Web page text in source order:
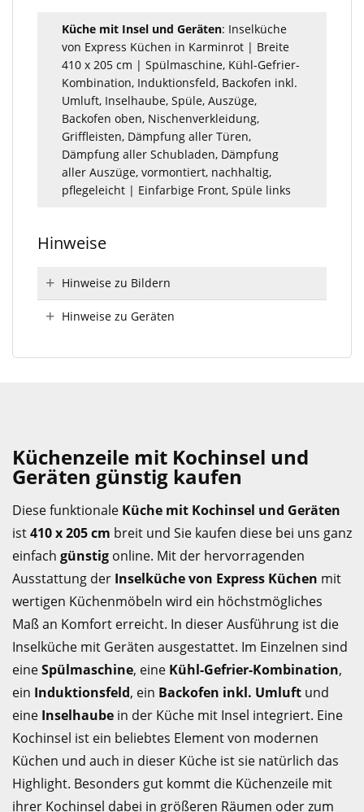
Küche mit Insel und Geräten: Inselküche
von Express Küchen in Karminrot | Breite
410 x 205 cm | Spülmaschine, Kühl-Gefrier-
Kombination, Induktionsfeld, Backofen inkl.
Umluft, Inselhaube, Spüle, Auszüge,
Backofen oben, Nischenverkleidung,
Griffleisten, Dämpfung aller Türen,
Dämpfung aller Schubladen, Dämpfung
aller Auszüge, vormontiert, nachhaltig,
pflegeleicht | Einfarbige Front, Spüle links
Hinweise
Hinweise zu Bildern
Hinweise zu Geräten
Küchenzeile mit Kochinsel und
Geräten günstig kaufen
Diese funktionale Küche mit Kochinsel und Geräten
ist410 x 205 cm breit und Sie kaufen diese bei uns ganz
einfach günstig online. Mit der hervorragenden
Ausstattung der Inselküche von Express Küchen mit
wertigen Küchenmöbeln wird ein höchstmögliches
Maß an Komfort erreicht. In dieser Ausführung ist die
Inselküche mit Geräten ausgestattet. Im Einzelnen sind
eineSpülmaschine, eine Kühl-Gefrier-Kombination,
ein Induktionsfeld, ein Backofen inkl. Umluft und
eine Inselhaube in der Küche mit Insel integriert. Eine
Kochinsel ist ein beliebtes Element von modernen
Küchen und auch in dieser Küche ist sie natürlich das
Highlight. Besonders gut kommt die Küchenzeile mit
ihrer Kochinsel dabei in größeren Räumen oder zum